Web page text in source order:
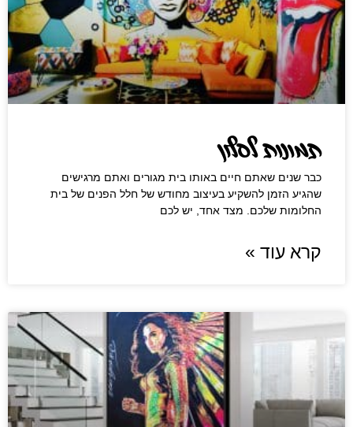
תמונות לסלון
כבר שנים שאתם חיים באותו בית מגורים ואתם מרגישים
שהגיע הזמן להשקיע בעיצוב מחודש של חלל הפנים של בית
החלומות שלכם. מצד אחד, יש לכם
קרא עוד »